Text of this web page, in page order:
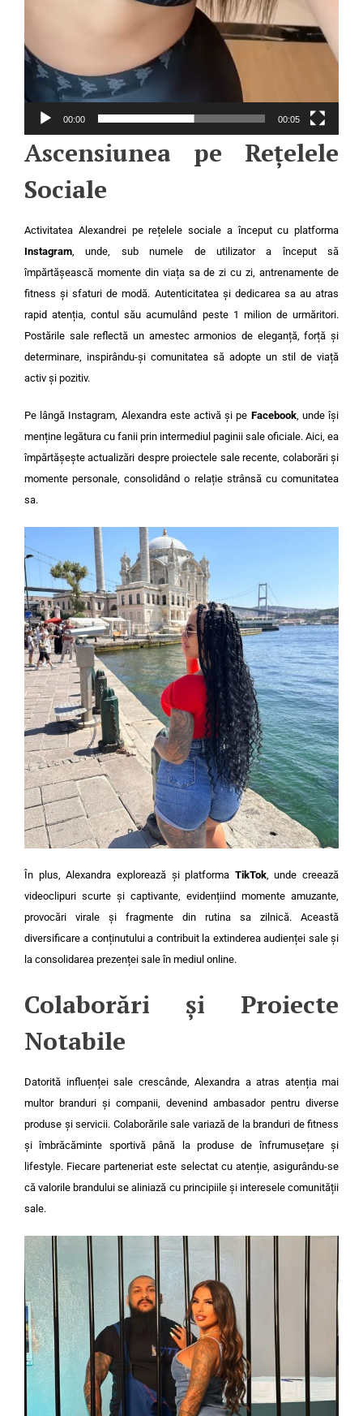
00:00 00:05
Ascensiunea pe Rețelele
Sociale
Activitatea Alexandrei pe rețelele sociale a început cu platforma
Instagram , unde, sub numele de utilizator
a început să
împărtășească momente din viața sa de zi cu zi, antrenamente de
fitness și sfaturi de modă. Autenticitatea și dedicarea sa au atras
rapid atenția, contul său acumulând peste 1 milion de urmăritori.
Postările sale reflectă un amestec armonios de eleganță, forță și
determinare, inspirându-și comunitatea să adopte un stil de viață
activ și pozitiv.
Pe lângă Instagram, Alexandra este activă și pe Facebook, unde își
menține legătura cu fanii prin intermediul paginii sale oficiale. Aici, ea
împărtășește actualizări despre proiectele sale recente, colaborări și
momente personale, consolidând o relație strânsă cu comunitatea
sa.
În plus, Alexandra explorează și platforma TikTok, unde creează
videoclipuri scurte și captivante, evidențiind momente amuzante,
provocări virale și fragmente din rutina sa zilnică. Această
diversificare a conținutului a contribuit la extinderea audienței sale și
la consolidarea prezenței sale în mediul online.
Colaborări și Proiecte
Notabile
Datorită influenței sale crescânde, Alexandra a atras atenția mai
multor branduri și companii, devenind ambasador pentru diverse
produse și servicii. Colaborările sale variază de la branduri de fitness
și îmbrăcăminte sportivă până la produse de înfrumusețare și
lifestyle. Fiecare parteneriat este selectat cu atenție, asigurându-se
că valorile brandului se aliniază cu principiile și interesele comunității
sale.